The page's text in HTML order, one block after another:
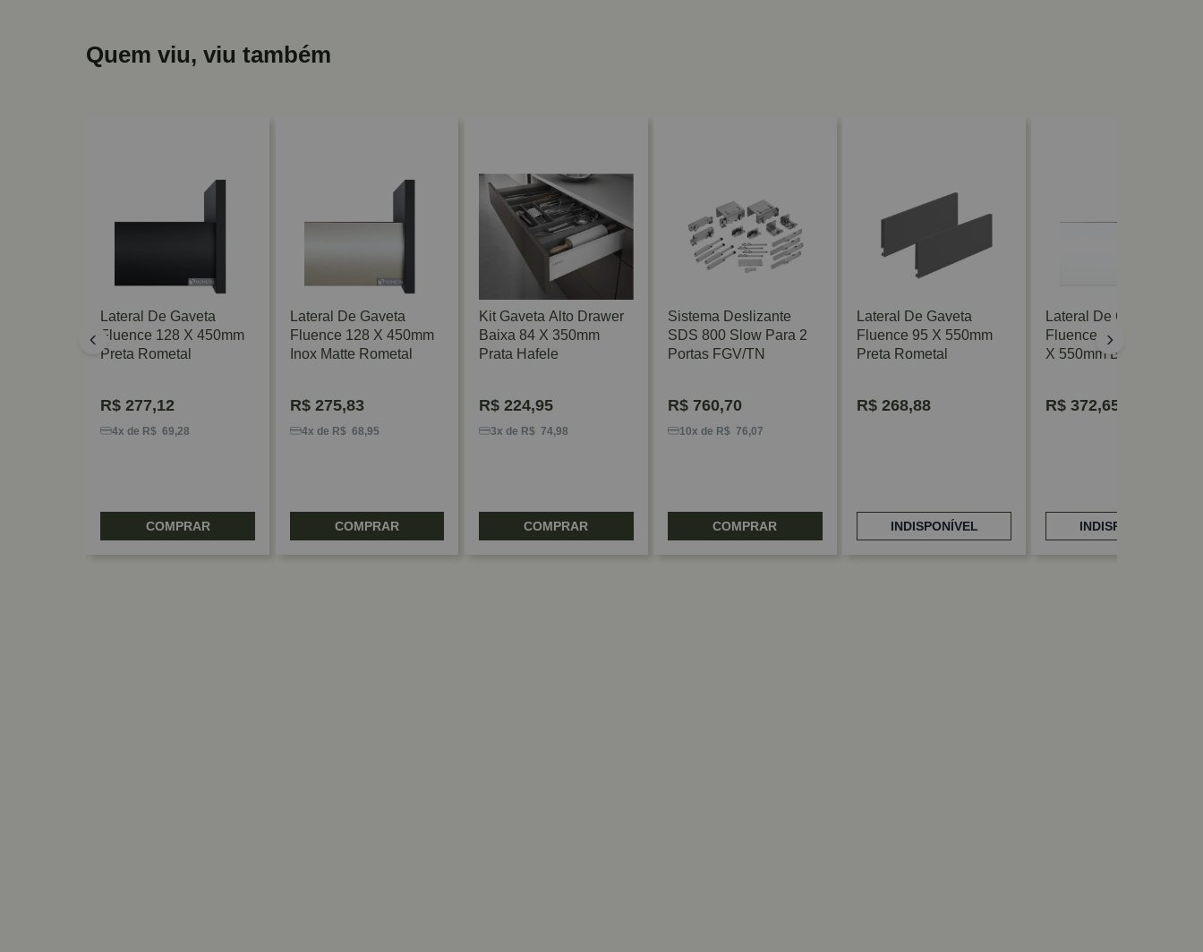
Quem viu, viu também
Lateral De Gaveta
Fluence 128 X 450mm
Preta Rometal
R$ 277,12
4x de R$ 69,28
COMPRAR
Lateral De Gaveta
Fluence 128 X 450mm
Inox Matte Rometal
R$275,83
4x de R$ 68,95
COMPRAR
Kit Gaveta Alto Drawer
Baixa 84 X 350mm
Prata Hafele
R$224,95
3x de R$ 74,98
COMPRAR
Sistema Deslizante
SDS 800 Slow Para 2
Portas FGV/TN
R$760,70
10x de R$ 76,07
COMPRAR
Lateral De Gaveta
Fluence 95 X 550mm
Preta Rometal
R$ 268,88
INDISPONÍVEL
Lateral De Gaveta
Fluence Para Led 128
X 550mm Branca
R$ 372,65
INDISPONÍVEL